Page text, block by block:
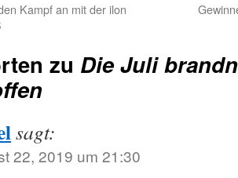
Kampf an mit der ilon
zu Die Juli
sagt:
22, 2019 um 21:30